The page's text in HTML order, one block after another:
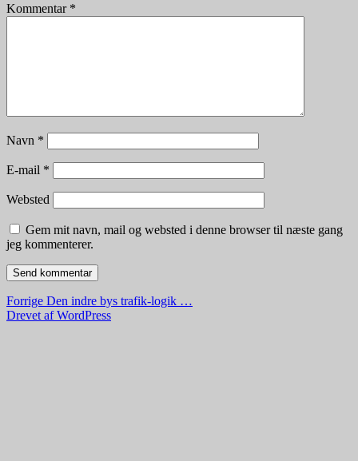
Kommentar *
Navn *
E-mail *
Websted
Gem mit navn, mail og websted i denne browser til næste gang
jeg kommenterer.
Indlægsnavigation
Forrige Forrige
indlæg:
Den indre bys trafik-logik …
Drevet af WordPress